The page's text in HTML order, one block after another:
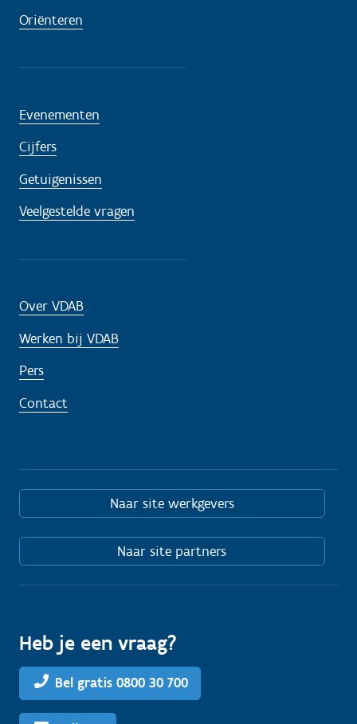
Oriënteren
Evenementen
Cijfers
Getuigenissen
Veelgestelde vragen
Over VDAB
Werken bij VDAB
Pers
Contact
Naar site werkgevers
Naar site partners
Heb je een vraag?
Bel gratis 0800 30 700